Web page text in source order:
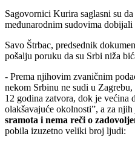
Sagovornici Kurira saglasni su
međunarodnim sudovima dobijali
Savo Štrbac, predsednik
pošalju poruku da su Srbi niža
- Prema njihovim zvaničnim
nekom Srbinu ne sudi u
12 godina zatvora, dok je većina
olakšavajuće okolnosti”, a za
sramota i nema reči o
pobila izuzetno veliki broj ljudi: